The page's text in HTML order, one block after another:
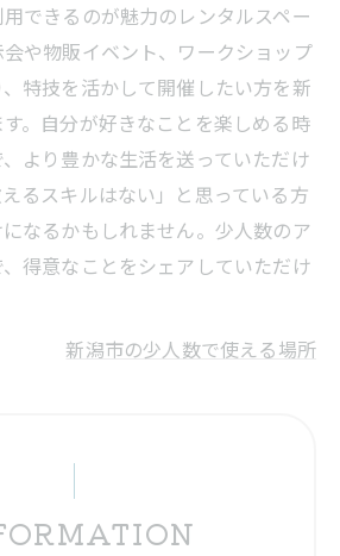
できるのが魅力のレンタルスペー
や物販イベント、ワークショップ
特技を活かして開催したい方を新
。自分が好きなことを楽しめる時
より豊かな生活を送っていただけ
るスキルはない」と思っている方
なるかもしれません。少人数のア
得意なことをシェアしていただけ
新潟市の少人数で使える場所